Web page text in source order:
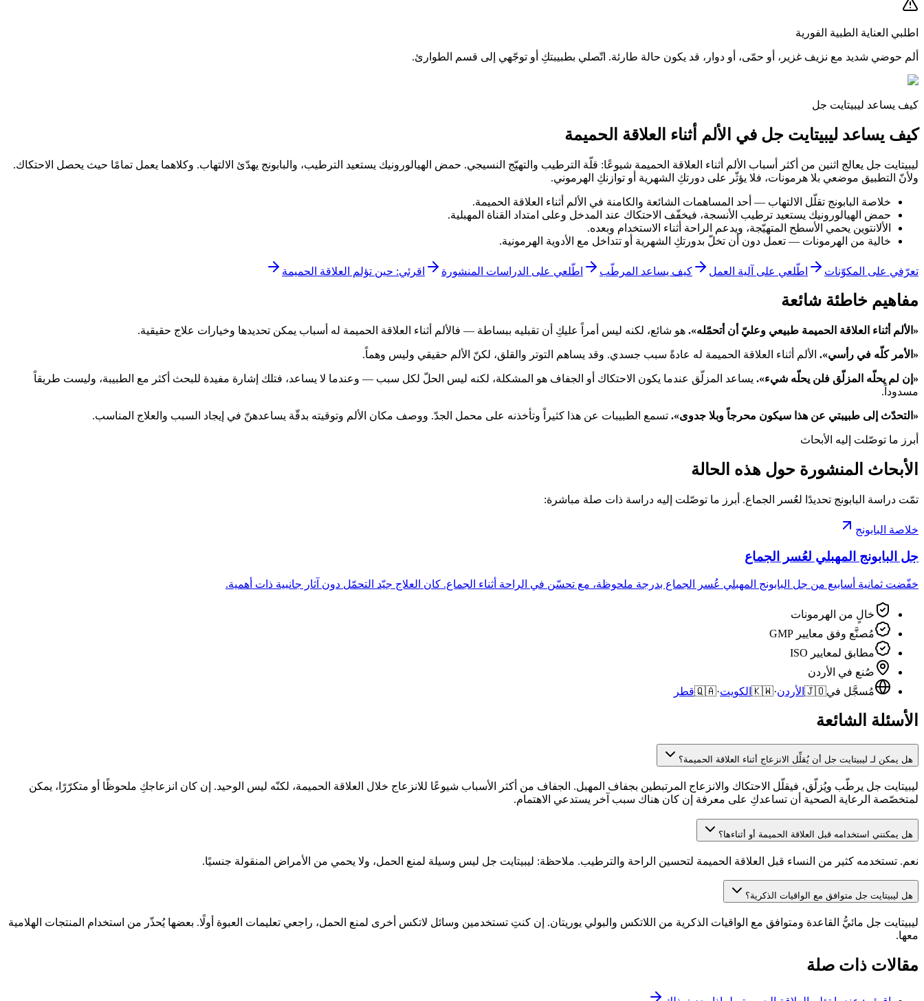
اطلبي العناية الطبية الفورية
ألم حوضي شديد مع نزيف غزير، أو حمّى، أو دوار، قد يكون حالة طارئة. اتّصلي بطبيبتكِ أو توجّهي إلى قسم الطوارئ.
كيف يساعد ليبيتايت جل
كيف يساعد ليبيتايت جل في الألم أثناء العلاقة الحميمة
ليبيتايت جل يعالج اثنين من أكثر أسباب الألم أثناء العلاقة الحميمة شيوعًا: قلّة الترطيب والتهيّج النسيجي. حمض الهيالورونيك يستعيد الترطيب، والبابونج يهدّئ الالتهاب. وكلاهما يعمل تمامًا حيث يحصل الاحتكاك.
ولأنّ التطبيق موضعي بلا هرمونات، فلا يؤثّر على دورتكِ الشهرية أو توازنكِ الهرموني.
خلاصة البابونج تقلّل الالتهاب — أحد المساهمات الشائعة والكامنة في الألم أثناء العلاقة الحميمة.
حمض الهيالورونيك يستعيد ترطيب الأنسجة، فيخفّف الاحتكاك عند المدخل وعلى امتداد القناة المهبلية.
الألانتوين يحمي الأسطح المتهيّجة، ويدعم الراحة أثناء الاستخدام وبعده.
خالية من الهرمونات — تعمل دون أن تخلّ بدورتكِ الشهرية أو تتداخل مع الأدوية الهرمونية.
تعرّفي على المكوّنات اطّلعي على آلية العمل كيف يساعد المرطّب اطّلعي على الدراسات المنشورة اقرئي: حين تؤلم العلاقة الحميمة
مفاهيم خاطئة شائعة
«الألم أثناء العلاقة الحميمة طبيعي وعليّ أن أتحمّله». هو شائع، لكنه ليس أمراً عليكِ أن تقبليه ببساطة — فالألم أثناء العلاقة الحميمة له أسباب يمكن تحديدها وخيارات علاج حقيقية.
«الأمر كلّه في رأسي». الألم أثناء العلاقة الحميمة له عادةً سبب جسدي. وقد يساهم التوتر والقلق، لكنّ الألم حقيقي وليس وهماً.
«إن لم يحلّه المزلّق فلن يحلّه شيء». يساعد المزلّق عندما يكون الاحتكاك أو الجفاف هو المشكلة، لكنه ليس الحلّ لكل سبب — وعندما لا يساعد، فتلك إشارة مفيدة للبحث أكثر مع الطبيبة، وليست طريقاً
مسدوداً.
«التحدّث إلى طبيبتي عن هذا سيكون محرجاً وبلا جدوى». تسمع الطبيبات عن هذا كثيراً وتأخذنه على محمل الجدّ. ووصف مكان الألم وتوقيته بدقّة يساعدهنّ في إيجاد السبب والعلاج المناسب.
أبرز ما توصّلت إليه الأبحاث
الأبحاث المنشورة حول هذه الحالة
تمّت دراسة البابونج تحديدًا لعُسر الجماع. أبرز ما توصّلت إليه دراسة ذات صلة مباشرة:
خلاصة البابونج
جل البابونج المهبلي لعُسر الجماع
خفّضت ثمانية أسابيع من جل البابونج المهبلي عُسر الجماع بدرجة ملحوظة، مع تحسّن في الراحة أثناء الجماع. كان العلاج جيّد التحمّل دون آثار جانبية ذات أهمية.
خالٍ من الهرمونات
مُصنَّع وفق معايير GMP
مطابق لمعايير ISO
صُنع في الأردن
مُسجَّل في🇯🇴 الأردن·
🇰🇼 الكويت·
🇶🇦قطر
الأسئلة الشائعة
هل يمكن لـ ليبيتايت جل أن يُقلِّل الانزعاج أثناء العلاقة الحميمة؟
ليبيتايت جل يرطّب ويُزلّق، فيقلّل الاحتكاك والانزعاج المرتبطين بجفاف المهبل. الجفاف من أكثر الأسباب شيوعًا للانزعاج خلال العلاقة الحميمة، لكنّه ليس الوحيد. إن كان انزعاجكِ ملحوظًا أو متكرّرًا، يمكن
لمتخصّصة الرعاية الصحية أن تساعدكِ على معرفة إن كان هناك سبب آخر يستدعي الاهتمام.
هل يمكنني استخدامه قبل العلاقة الحميمة أو أثناءها؟
نعم. تستخدمه كثير من النساء قبل العلاقة الحميمة لتحسين الراحة والترطيب. ملاحظة: ليبيتايت جل ليس وسيلة لمنع الحمل، ولا يحمي من الأمراض المنقولة جنسيًا.
هل ليبيتايت جل متوافق مع الواقيات الذكرية؟
ليبيتايت جل مائيُّ القاعدة ومتوافق مع الواقيات الذكرية من اللاتكس والبولي يوريتان. إن كنتِ تستخدمين وسائل لاتكس أخرى لمنع الحمل، راجعي تعليمات العبوة أولًا. بعضها يُحذّر من استخدام المنتجات الهلامية
معها.
مقالات ذات صلة